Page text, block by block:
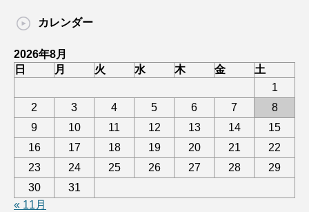
カレンダー
2026年8月
日
月 火 水 木 金
土
1
2
3 4 5 6 7
8
9
10 11 12 13 14
15
16
17 18 19 20 21
22
23
24 25 26 27 28
29
30
31
« 11月